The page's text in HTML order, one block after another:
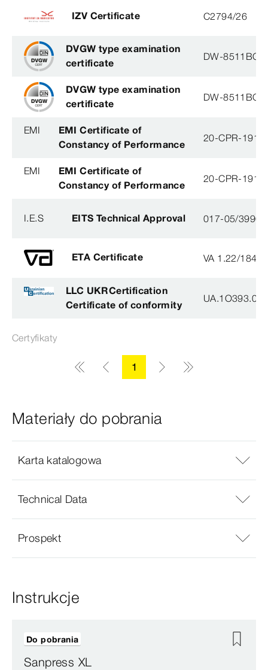
IZV Certificate C2794/26
DVGW type examination
certificate
DW-
DVGW type examination
certificate
DW-
EMI
EMI Certificate of
Constancy of Performance
20-CPR-191-
EMI
EMI Certificate of
Constancy of Performance
20-CPR-191-
I.E.S EITS Technical Approval 017-05/3990-
ETA Certificate VA 1.22/18407
LLC UKRCertification
Certificate of conformity
Certyfikaty
1
Materiały do pobrania
Karta katalogowa
Technical Data
Prospekt
Instrukcje
Sanpress XL
Do pobrania